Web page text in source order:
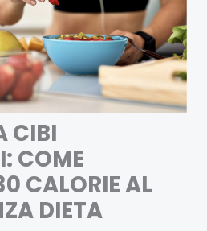
CIBI
COME
CALORIE AL
DIETA